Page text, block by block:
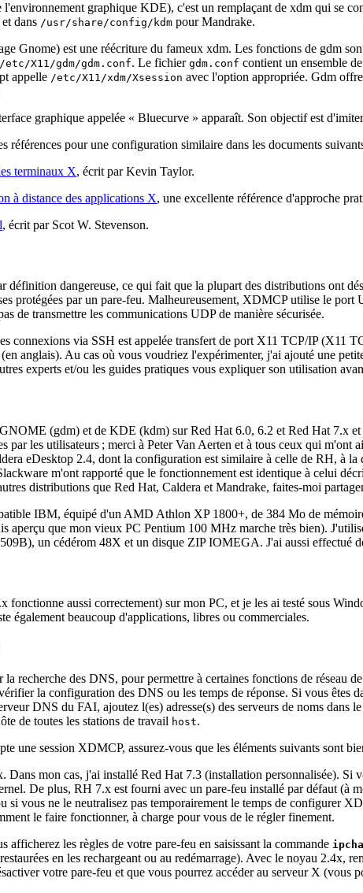
graphique KDE), c'est un remplaçant de xdm qui se
dans /usr/share/config/kdm pour Mandrake.
Gnome) est une réécriture du fameux xdm. Les fonctions de gdm
/etc/X11/gdm/gdm.conf. Le fichier gdm.conf contient un ensemble
appelle /etc/X11/xdm/Xsession avec l'option appropriée. Gdm
graphique appelée « Bluecurve » apparaît. Son objectif est
références pour une configuration similaire dans les documents
terminaux X, écrit par Kevin Taylor.
à distance des applications X, une excellente référence d'approche
, écrit par Scot W. Stevenson.
dangereuse, ce qui fait que la plupart des distributions ont
protégées par un pare-feu. Malheureusement, XDMCP utilise le
de transmettre les communications UDP de manière sécurisée.
connexions via SSH est appelée transfert de port X11 TCP/IP (X11
anglais). Au cas où vous voudriez l'expérimenter, j'ai ajouté une
experts et/ou les guides pratiques vous expliquer son utilisation
(gdm) et de KDE (kdm) sur Red Hat 6.0, 6.2 et Red Hat 7.x
par les utilisateurs ; merci à Peter Van Aerten et à tous ceux qui
eDesktop 2.4, dont la configuration est similaire à celle de RH, à
m'ont rapporté que le fonctionnement est identique à celui
distributions que Red Hat, Caldera et Mandrake, faites-moi
IBM, équipé d'un AMD Athlon XP 1800+, de 384 Mo de
aperçu que mon vieux PC Pentium 100 MHz marche très bien).
un cédérom 48X et un disque ZIP IOMEGA. J'ai aussi effectué
fonctionne aussi correctement) sur mon PC, et je les ai testé sous
également beaucoup d'applications, libres ou commerciales.
recherche des DNS, pour permettre à certaines fonctions de réseau
la configuration des DNS ou les temps de réponse. Si vous êtes
DNS du FAI, ajoutez l(es) adresse(s) des serveurs de noms dans
de toutes les stations de travail host.
une session XDMCP, assurez-vous que les éléments suivants sont
Dans mon cas, j'ai installé Red Hat 7.3 (installation personnalisée).
De plus, RH 7.x est fourni avec un pare-feu installé par défaut (à
si vous ne le neutralisez pas temporairement le temps de configurer
le faire fonctionner, à charge pour vous de le régler finement.
afficherez les règles de votre pare-feu en saisissant la commande
en les rechargeant ou au redémarrage). Avec le noyau 2.4x,
votre pare-feu et que vous pourrez accéder au serveur X (vous